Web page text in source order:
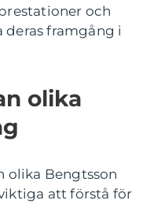
och
deras framgång i
olika
olika Bengtsson
att förstå för